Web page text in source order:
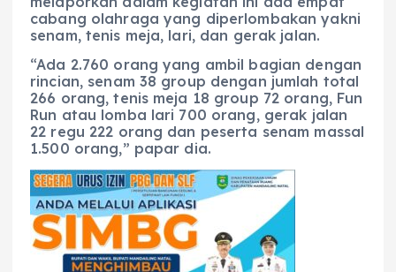
cabang olahraga yang diperlombakan yakni
senam, tenis meja, lari, dan gerak jalan.
“Ada 2.760 orang yang ambil bagian dengan
rincian, senam 38 group dengan jumlah total
266 orang, tenis meja 18 group 72 orang, Fun
Run atau lomba lari 700 orang, gerak jalan
22 regu 222 orang dan peserta senam massal
1.500 orang,” papar dia.